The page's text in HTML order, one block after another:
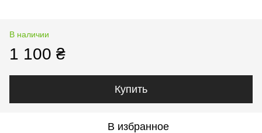
В наличии
1 100 ₴
Купить
В избранное